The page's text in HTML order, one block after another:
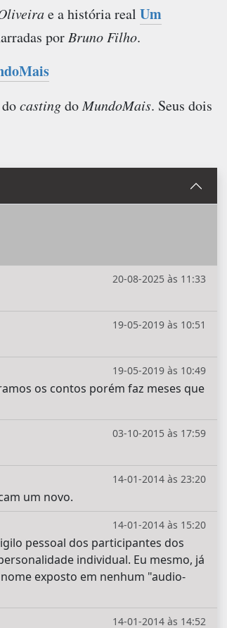
e a história real Um
por Bruno Filho.
castingdoMundoMais. Seus dois
20-08-2025 às 11:33
19-05-2019 às 10:51
19-05-2019 às 10:49
os contos porém faz meses que
03-10-2015 às 17:59
14-01-2014 às 23:20
um novo.
14-01-2014 às 15:20
pessoal dos participantes dos
individual. Eu mesmo, já
exposto em nenhum "audio-
14-01-2014 às 14:52